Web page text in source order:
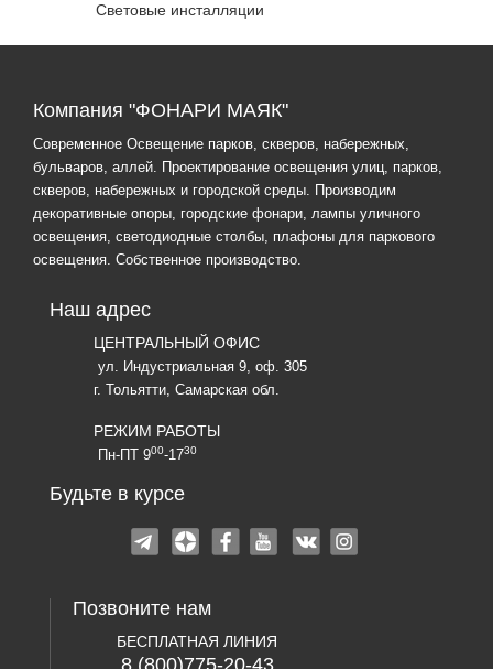
Световые инсталляции
Компания "ФОНАРИ МАЯК"
Современное Освещение парков, скверов, набережных,
бульваров, аллей. Проектирование освещения улиц, парков,
скверов, набережных и городской среды. Производим
декоративные опоры, городские фонари, лампы уличного
освещения, светодиодные столбы, плафоны для паркового
освещения. Собственное производство.
Наш адрес
ЦЕНТРАЛЬНЫЙ ОФИС
ул. Индустриальная 9, оф. 305
г. Тольятти, Самарская обл.
РЕЖИМ РАБОТЫ
Пн-ПТ 900-1730
Будьте в курсе
Позвоните нам
БЕСПЛАТНАЯ ЛИНИЯ
8 (800)775-20-43